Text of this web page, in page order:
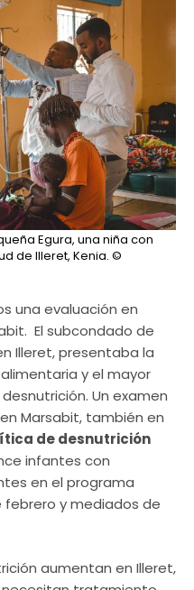
Egura, una niña con
de Illeret, Kenia. ©
una evaluación en
El subcondado de
Illeret, presentaba la
y el mayor
Un examen
Marsabit, también en
de desnutrición
infantes con
en el programa
y mediados de
aumentan en Illeret,